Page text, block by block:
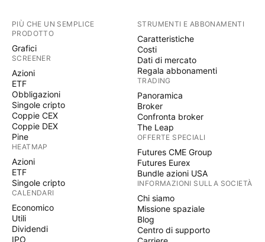
PIÙ CHE UN SEMPLICE
PRODOTTO
Grafici
SCREENER
Azioni
ETF
Obbligazioni
Singole cripto
Coppie CEX
Coppie DEX
Pine
HEATMAP
Azioni
ETF
Singole cripto
CALENDARI
Economico
Utili
Dividendi
IPO
STRUMENTI E ABBONAMENTI
Caratteristiche
Costi
Dati di mercato
Regala abbonamenti
TRADING
Panoramica
Broker
Confronta broker
The Leap
OFFERTE SPECIALI
Futures CME Group
Futures Eurex
Bundle azioni USA
INFORMAZIONI SULLA SOCIETÀ
Chi siamo
Missione spaziale
Blog
Centro di supporto